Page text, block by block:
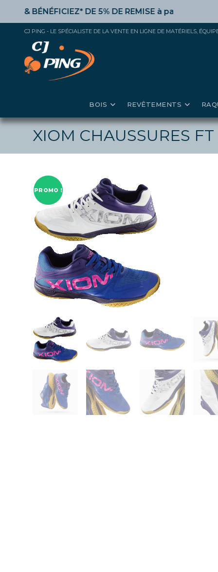
content
BÉNÉFICIEZ* DE 5% DE REMISEà partir de 50€
CJ PING - LE SPÉCIALISTE DE LA VENTE EN LIGNE DE MATÉRIELS,
BOIS REVÊTEMENTS
XIOM CHAUSSURES FT
PROMO !